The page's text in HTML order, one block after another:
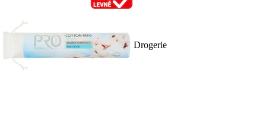
Drogerie